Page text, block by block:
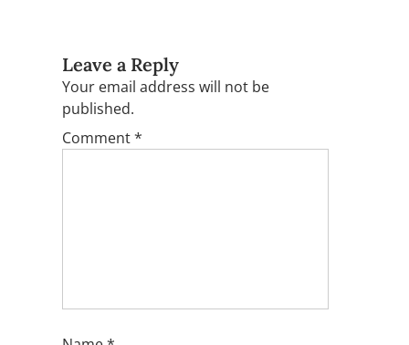
Leave a Reply
Your email address will not be
published.
Comment*